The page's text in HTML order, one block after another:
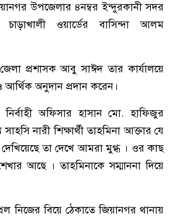
উপজেলার ৪নম্বর ইন্দুরকানী সদর
চাড়াখালী ওয়ার্ডের বাসিন্দা আলম
প্রশাসক আবু সাঈদ তার কার্যালয়ে
আর্থিক অনুদান প্রদান করেন।
অফিসার হাসান মো. হাফিজুর
নারী শিক্ষার্থী তাহমিনা আক্তার যে
তা দেখে আমরা মুগ্ধ । ওর কাছ
আছে । তাহমিনাকে সম্মাননা দিয়ে
নিজের বিয়ে ঠেকাতে জিয়ানগর থানায়